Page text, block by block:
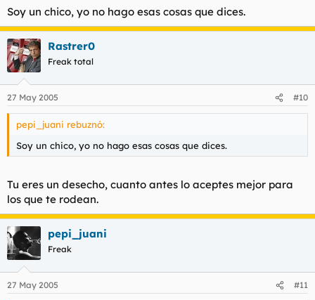
Subnormal.
Soy un chico, yo no hago esas cosas que dices.
Rastrer0
Freak total
27 May 2005 #10
pepi_juani rebuznó:
Soy un chico, yo no hago esas cosas que dices.
Tu eres un desecho, cuanto antes lo aceptes mejor para
los que te rodean.
pepi_juani
Freak
27 May 2005 #11